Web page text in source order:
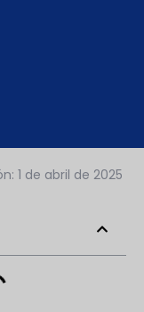
1 de abril de 2025